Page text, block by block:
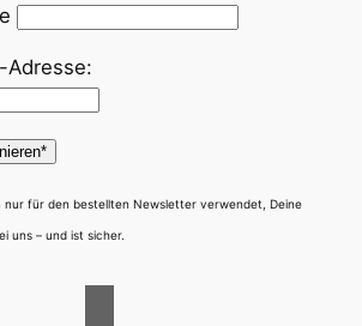
Adresse:
nur für den bestellten Newsletter verwendet, Deine
uns – und ist sicher.